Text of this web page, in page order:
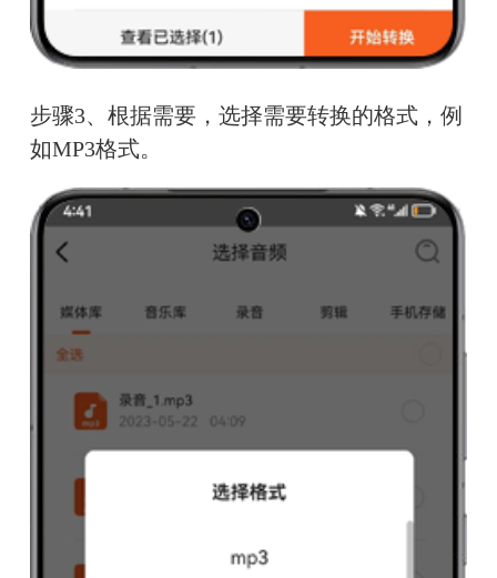
步骤3、根据需要，选择需要转换的格式，例
如MP3格式。